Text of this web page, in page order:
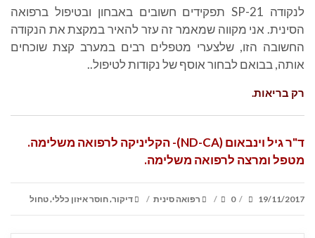
לנקודה SP-21 תפקידים חשובים באבחון ובטיפול ברפואה
הסינית. אני מקווה שמאמר זה עזר להאיר במקצת את הנקודה
החשובה הזו, שלצערי מטפלים רבים במערב קצת שוכחים
אותה, בבואם לבחור אוסף של נקודות לטיפול..
רק בריאות.
ד"ר גיל וינבאום (ND-CA)- הקליניקה לרפואה משלימה.
מטפל ומרצה לרפואה משלימה.
POSTED
ON
19/11/2017
/
0
/
CATEGORIES
רפואה סינית /
TAGS
דיקור,חוסר איזון כללי,טחול